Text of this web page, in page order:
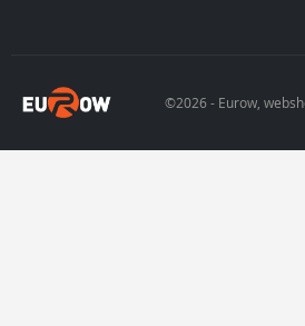
©2026 - Eurow,